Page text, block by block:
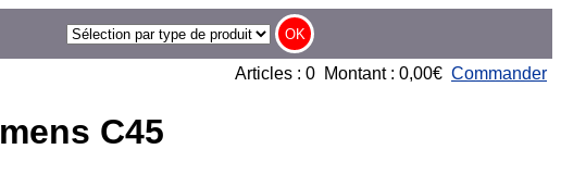
Articles : 0 Montant : 0,00€ Commander
C45